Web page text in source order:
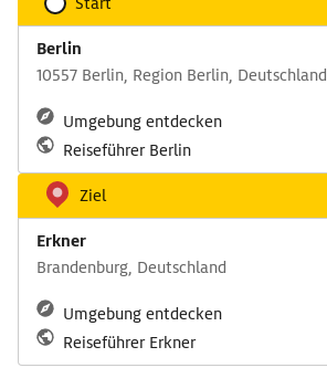
Berlin
10557 Berlin, Region Berlin, Deutschland
Umgebung entdecken
Reiseführer Berlin
Ziel
Erkner
Brandenburg, Deutschland
Umgebung entdecken
Reiseführer Erkner